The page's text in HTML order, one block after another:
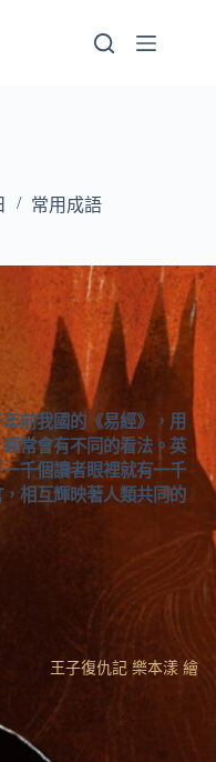
常用成語
前我國的《易經》，用
常會有不同的看法。英
千個讀者眼裡就有一千
相互輝映著人類共同的
王子復仇記 樂本漾 繪